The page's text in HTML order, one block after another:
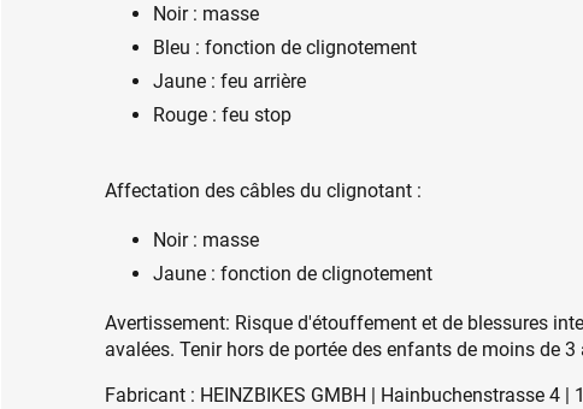
Noir : masse
Bleu : fonction de clignotement
Jaune : feu arrière
Rouge : feu stop
Affectation des câbles du clignotant :
Noir : masse
Jaune : fonction de clignotement
Avertissement: Risque d'étouffement et de blessures
avalées. Tenir hors de portée des enfants de moins de 3
Fabricant : HEINZBIKES GMBH | Hainbuchenstrasse 4